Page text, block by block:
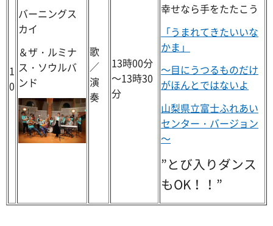
1
0
バーニングス
カイ
＆ザ・ルミナ
ス・ソウルバ
ンド
歌
／
演
奏
13時00分
～13時30
分
幸せなら手をたたこう
「うまれてきたいいな
かま」
～目にうつるものだけ
がほんとではないよ
山梨県立富士ふれあい
センター・バージョン
～
”とび入りダンス
もOK！！”